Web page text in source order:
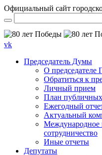
Официальный сайт
vk
Председатель Думы
О председателе
Обратиться к
Личный прием
План
Ежегодный
Актуальный
Международное
сотрудничество
Иные отчеты
Депутаты